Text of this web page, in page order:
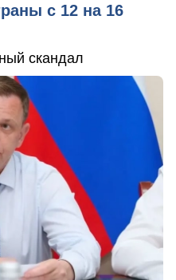
с 12 на 16
скандал